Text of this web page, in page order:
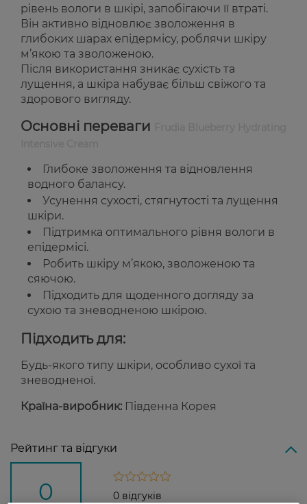
рівень вологи в шкірі, запобігаючи її втраті.
Він активно відновлює зволоження в
глибоких шарах епідермісу, роблячи шкіру
м’якою та зволоженою.
Після використання зникає сухість та
лущення, а шкіра набуває більш свіжого та
здорового вигляду.
Основні переваги
Глибоке зволоження та відновлення
водного балансу.
Усунення сухості, стягнутості та лущення
шкіри.
Підтримка оптимального рівня вологи в
епідермісі.
Робить шкіру м’якою, зволоженою та
сяючою.
Підходить для щоденного догляду за
сухою та зневодненою шкірою.
Підходить для:
Будь-якого типу шкіри, особливо сухої та
зневодненої.
Країна-виробник: Південна Корея
Рейтинг та відгуки
0 0 відгуків